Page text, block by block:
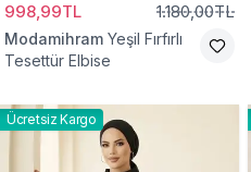
998,99TL 1.180,00TL
Modamihram Yeşil Fırfırlı
Tesettür Elbise
Ücretsiz Kargo